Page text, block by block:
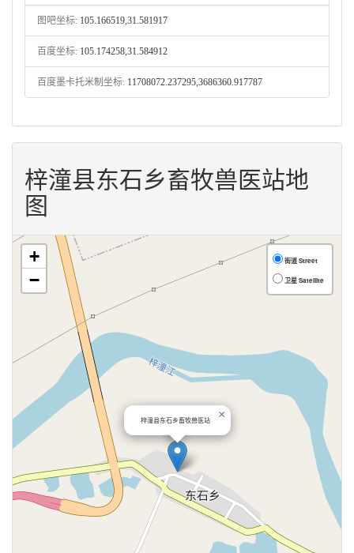
图吧坐标: 105.166519,31.581917
百度坐标: 105.174258,31.584912
百度墨卡托米制坐标: 11708072.237295,3686360.917787
梓潼县东石乡畜牧兽医站地
图
梓潼县东石乡畜牧兽医站 ×
+
−
街道 Street
卫星 Satellite